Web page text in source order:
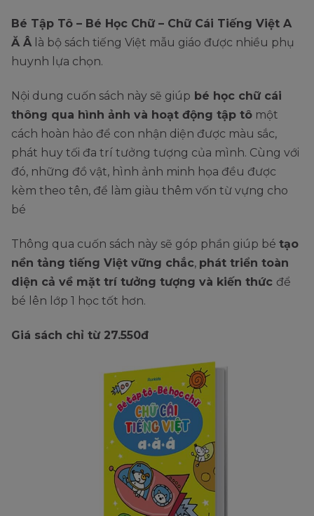
Bé Tập Tô – Bé Học Chữ – Chữ Cái Tiếng Việt A
Ă Â là bộ sách tiếng Việt mẫu giáo được nhiều phụ
huynh lựa chọn.
Nội dung cuốn sách này sẽ giúp bé học chữ cái
thông qua hình ảnh và hoạt động tập tô một
cách hoàn hảo để con nhận diện được màu sắc,
phát huy tối đa trí tưởng tượng của mình. Cùng với
đó, những đồ vật, hình ảnh minh họa đều được
kèm theo tên, để làm giàu thêm vốn từ vựng cho
bé
Thông qua cuốn sách này sẽ góp phần giúp bé tạo
nền tảng tiếng Việt vững chắc, phát triển toàn
diện cả về mặt trí tưởng tượng và kiến thức để
bé lên lớp 1 học tốt hơn.
Giá sách chỉ từ 27.550đ